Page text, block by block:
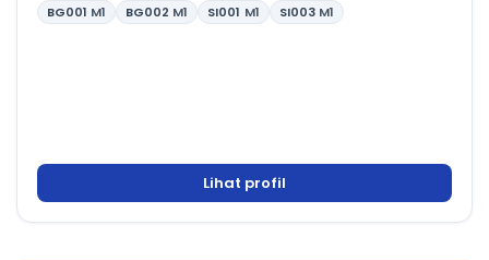
BG001 M1 BG002 M1 SI001 M1 SI003 M1
Lihat profil